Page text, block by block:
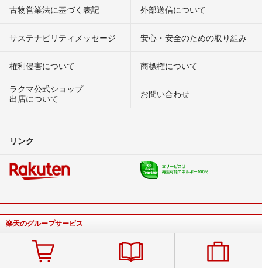
古物営業法に基づく表記 外部送信について
サステナビリティメッセージ 安心・安全のための取り組み
権利侵害について
商標権について
ラクマ公式ショップ
出店について
お問い合わせ
リンク
楽天のグループサービス